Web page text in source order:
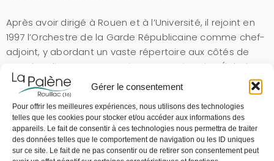
Gérer le consentement
Pour offrir les meilleures expériences, nous utilisons des technologies
telles que les cookies pour stocker et/ou accéder aux informations des
appareils. Le fait de consentir à ces technologies nous permettra de traiter
des données telles que le comportement de navigation ou les ID uniques
sur ce site. Le fait de ne pas consentir ou de retirer son consentement peut
Après avoir dirigé à Rouen et à l’Université, il rejoint en
1997 l’Orchestre de la Garde Républicaine comme chef-
adjoint, y abordant un vaste répertoire aux côtés de
grands solistes. Son enregistrement Diversion (label
SOOND) avec l’Orchestre à cordes de la Garde
Républicaine est paru en 2023.
Invité par les orchestres de Cannes, Bayonne, Nice,
Nuremberg et Avignon, il est aussi sollicité pour des
enregistrements, jurys et masterclass.